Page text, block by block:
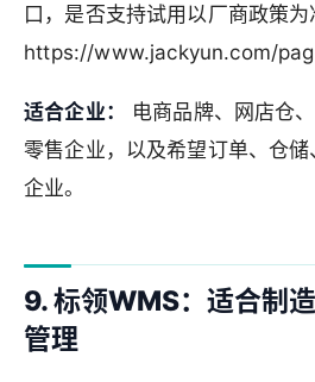
口，是否支持试用以厂商政策为
https://www.jackyun.com/
适合企业：
电商品牌、网店仓
零售企业，以及希望订单、仓
企业。
9. 标领WMS：适合制
管理